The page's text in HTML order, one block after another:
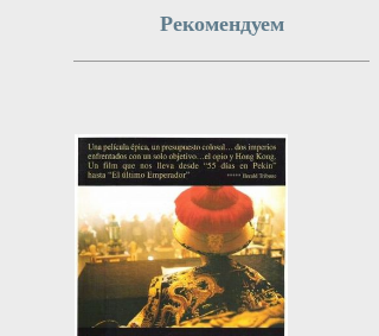
наша память.
5 августа 2026г.
Иран и Оман
договорились о
временном маршруте
через Ормузский пролив
Иран и Оман продолжают
согласование нового маршрута
судоходства через Ормузский
пролив. Как заявил заместитель
Рекомендуем